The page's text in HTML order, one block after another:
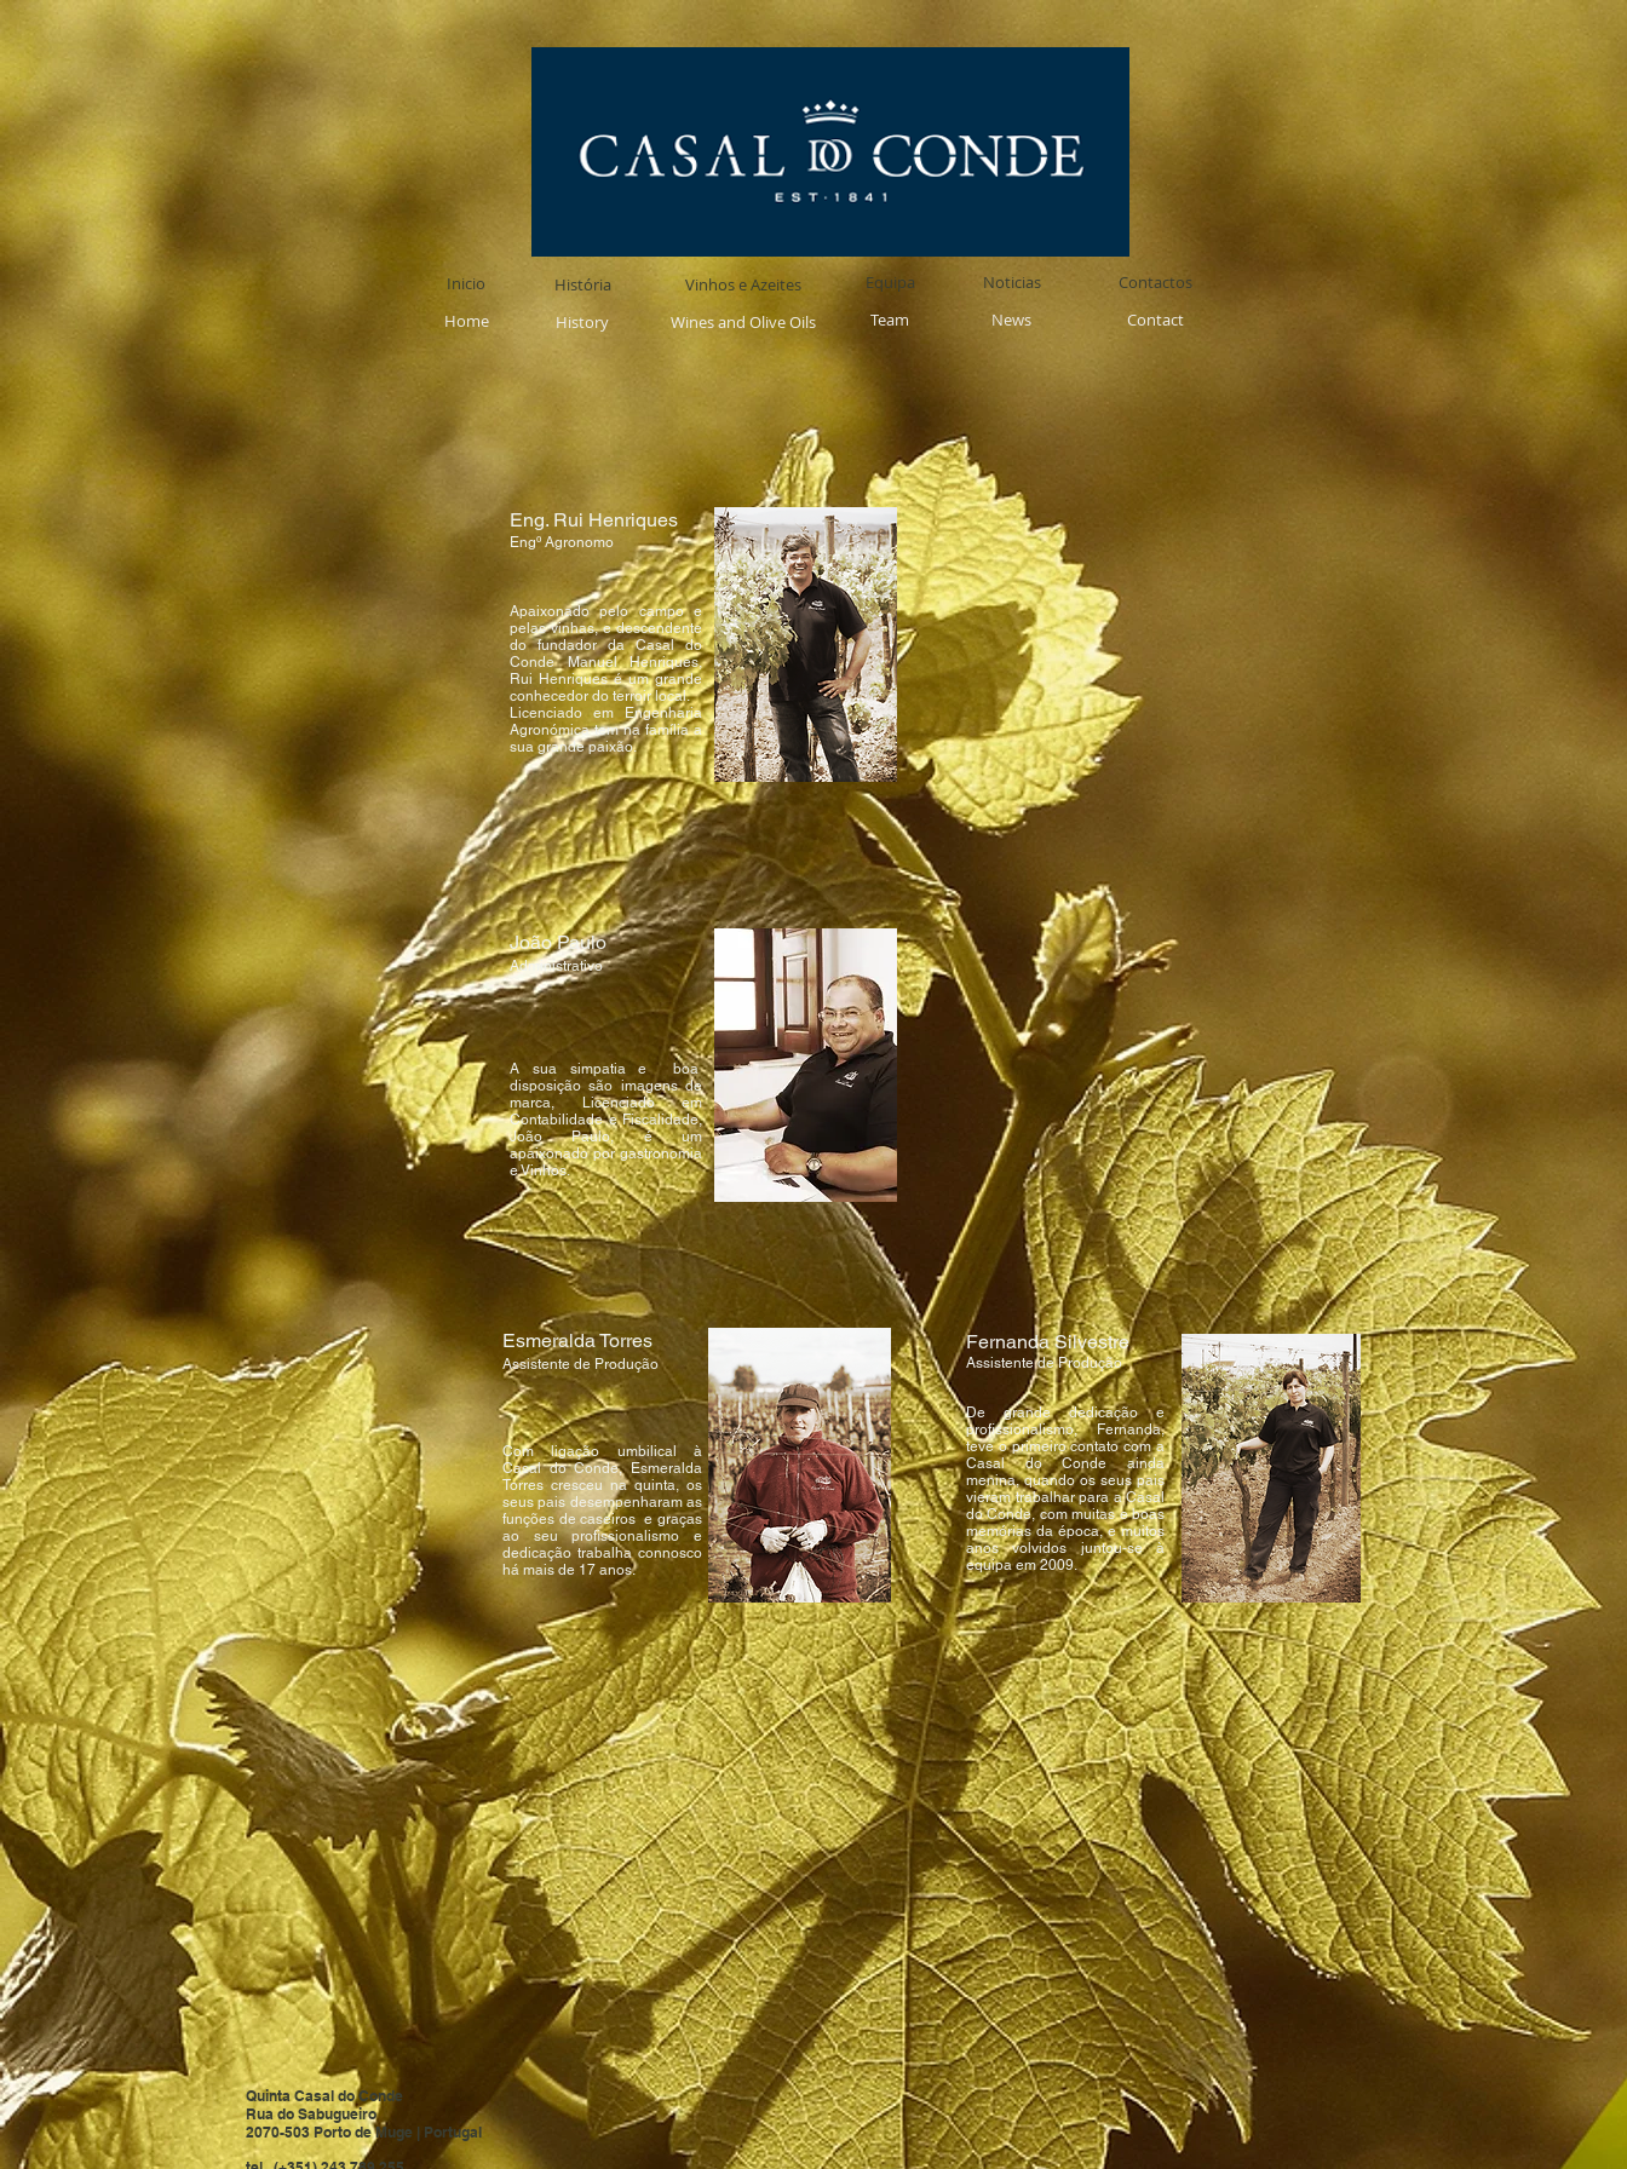
Eng. Rui Henriques
​Engº Agronomo
Apaixonado pelo campo e
pelas vinhas, e descendente
do fundador da Casal do
Conde Manuel Henriques,
Rui Henriques é um grande
conhecedor do terroir local.
Licenciado em Engenharia
Agronómica tem na família a
sua grande paixão.
João Paulo
Administrativo
A sua simpatia e boa
disposição são imagens de
marca, Licenciado em
Contabilidade e Fiscalidade,
João Paulo, é um
apaixonado por gastronomia
e Vinhos.
Com ligação umbilical à
Casal do Conde, Esmeralda
Torres cresceu na quinta, os
seus pais desempenharam as
funções de caseiros e graças
ao seu profissionalismo e
dedicação trabalha connosco
há mais de 17 anos.
Esmeralda Torres
Assistente de Produção
Fernanda Silvestre
Assistente de Produção
De grande dedicação e
profissionalismo, Fernanda,
teve o primeiro contato com a
Casal do Conde ainda
menina, quando os seus pais
vieram trabalhar para a Casal
do Conde, com muitas e boas
memórias da época, e muitos
anos volvidos juntou-se à
equipa em 2009.
Inicio
Home
História
History
Vinhos e Azeites
Wines and Olive Oils
Equipa
Team
Noticias
News
Contactos
Contact
Quinta Casal do Conde
Rua do Sabugueiro
2070-503 Porto de Muge | Portugal